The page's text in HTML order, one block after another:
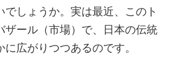
でしょうか。実は最近、このト
ザール（市場）で、日本の伝統
広がりつつあるのです。